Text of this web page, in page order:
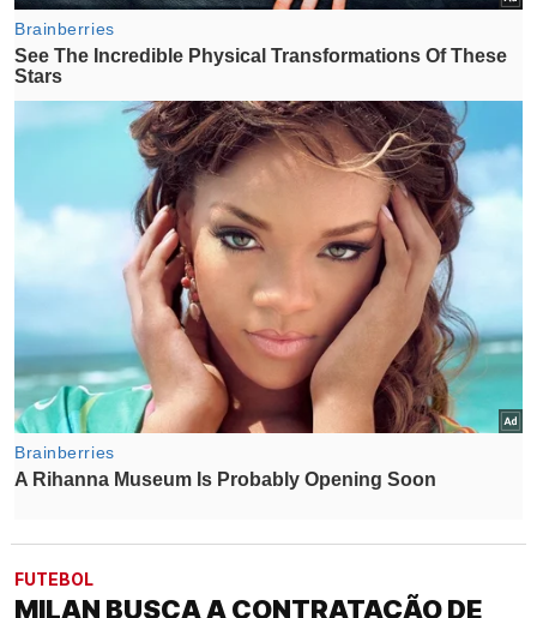
FUTEBOL
MILAN BUSCA A CONTRATAÇÃO DE